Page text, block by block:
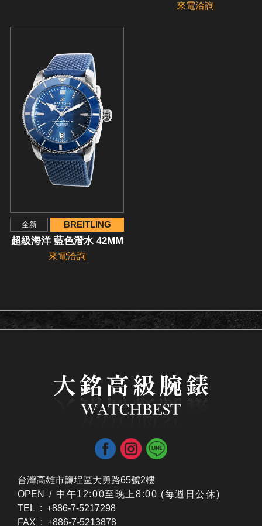
來電洽詢
全新 BREITLING
超級海洋 藍色潛水 42MM
來電洽詢
台灣高雄市鹽埕區大勇路65號2樓
OPEN / ​中午12:00至晚上8:00 (每週日公休)
TEL : +886-7-5217298
FAX : +886-7-5213878